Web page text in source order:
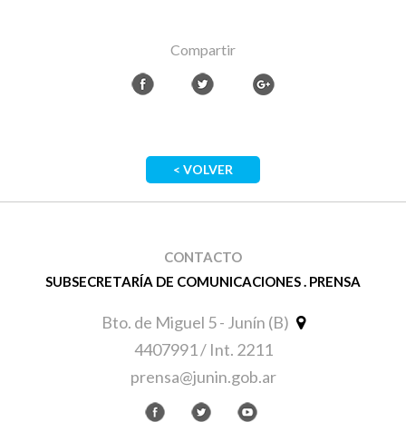
Compartir
< VOLVER
CONTACTO
SUBSECRETARÍA DE COMUNICACIONES . PRENSA
Bto. de Miguel 5 - Junín (B)
4407991 / Int. 2211
prensa@junin.gob.ar